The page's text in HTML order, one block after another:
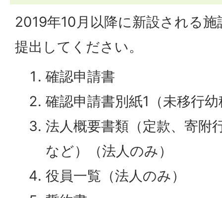
2019年10月以降に新設される
提出してください。
確認申請書
確認申請書別紙1（未移行
法人概要書類（定款、寄附
など）（法人のみ）
役員一覧（法人のみ）